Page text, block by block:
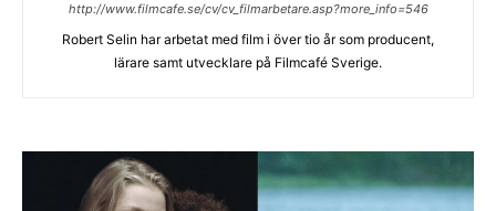
http://www.filmcafe.se/cv/cv_filmarbetare.asp?more_info=546
Robert Selin har arbetat med film i över tio år som producent,
lärare samt utvecklare på Filmcafé Sverige.